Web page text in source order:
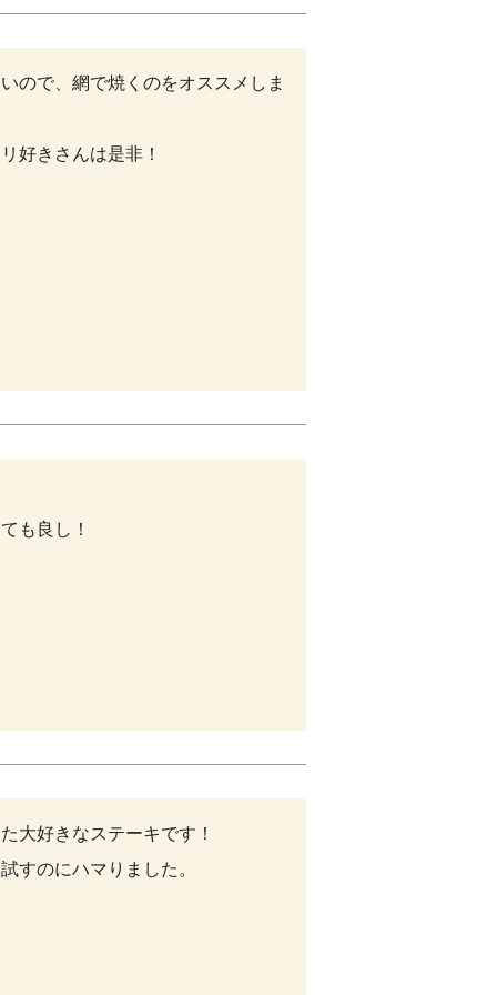
ので、網で焼くのをオススメしま
好きさんは是非！
も良し！
大好きなステーキです！
すのにハマりました。